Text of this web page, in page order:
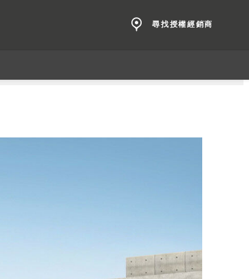
尋找授權經銷商